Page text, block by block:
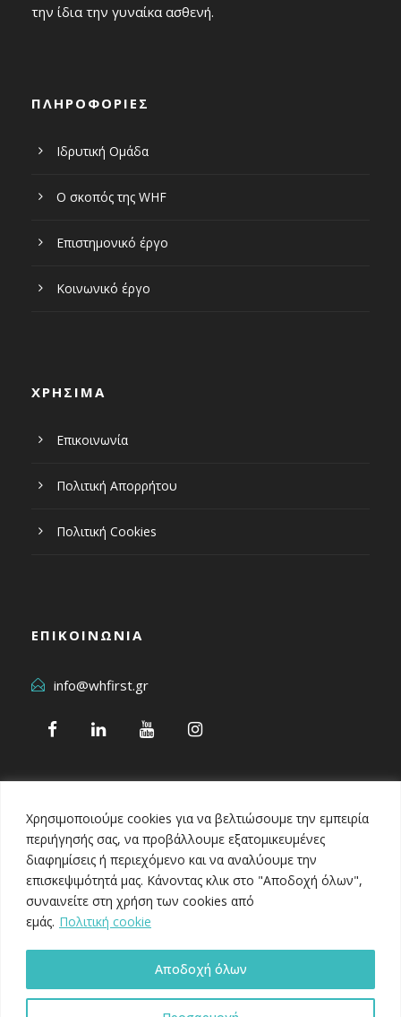
Χρησιμοποιούμε cookies για να βελτιώσουμε την εμπειρία
περιήγησής σας, να προβάλλουμε εξατομικευμένες
διαφημίσεις ή περιεχόμενο και να αναλύουμε την
επισκεψιμότητά μας. Κάνοντας κλικ στο "Αποδοχή όλων",
συναινείτε στη χρήση των cookies από
εμάς. Πολιτική cookie
Αποδοχή όλων
την ίδια την γυναίκα ασθενή.
ΠΛΗΡΟΦΟΡΙΕΣ
Ιδρυτική Ομάδα
Ο σκοπός της WHF
Επιστημονικό έργο
Κοινωνικό έργο
ΧΡΗΣΙΜΑ
Επικοινωνία
Πολιτική Απορρήτου
Πολιτική Cookies
ΕΠΙΚΟΙΝΩΝΙΑ
info@whfirst.gr
Healthcare Business Awards 2024